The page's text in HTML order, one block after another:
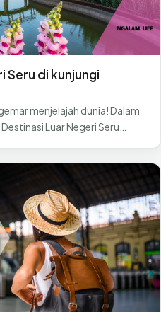
Seru di kunjungi
menjelajah dunia! Dalam
Luar Negeri Seru…